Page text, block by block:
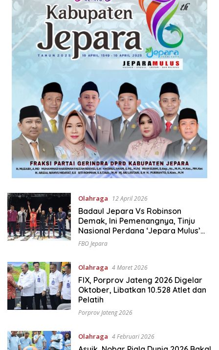
Olahraga 12 April 2026
Badaul Jepara Vs Robinson
Demak, Ini Pemenangnya, Tinju
Nasional Perdana ‘Jepara Mulus’
Sukses Ukir Sejarah
FBO Jepara
Olahraga 4 Maret 2026
FIX, Porprov Jateng 2026 Digelar
Oktober, Libatkan 10.528 Atlet dan
Pelatih
Porprov Jateng 2026
Olahraga 4 Februari 2026